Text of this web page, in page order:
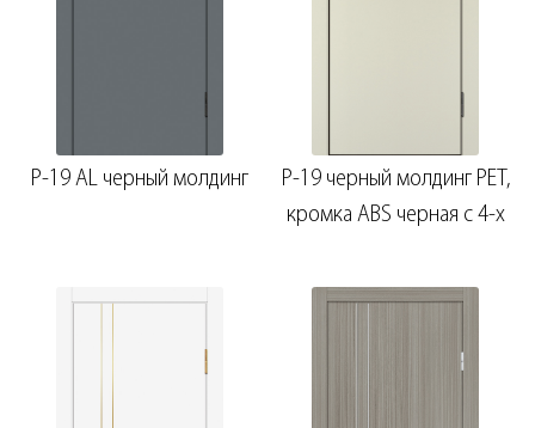
P-19 AL черный молдинг
P-19 черный молдинг PET,
кромка ABS черная c 4-х